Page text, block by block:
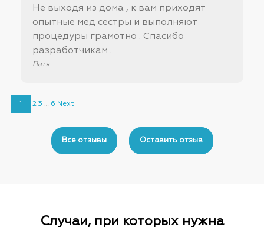
Не выходя из дома , к вам приходят
опытные мед сестры и выполняют
процедуры грамотно . Спасибо
разработчикам .
Патя
Site
navigation
Страница
1 Страница
2 Страница
3 … Страница
6 Next
Все отзывы Оставить отзыв
Случаи, при которых нужна